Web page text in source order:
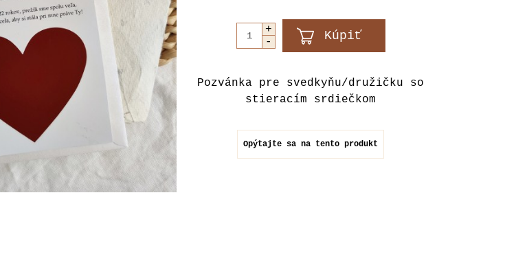
Pozvánka pre svedkyňu/družičku so
stieracím srdiečkom
Opýtajte sa na tento produkt